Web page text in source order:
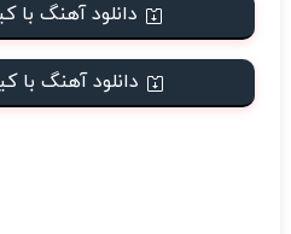
دانلود آهنگ با
دانلود آهنگ با